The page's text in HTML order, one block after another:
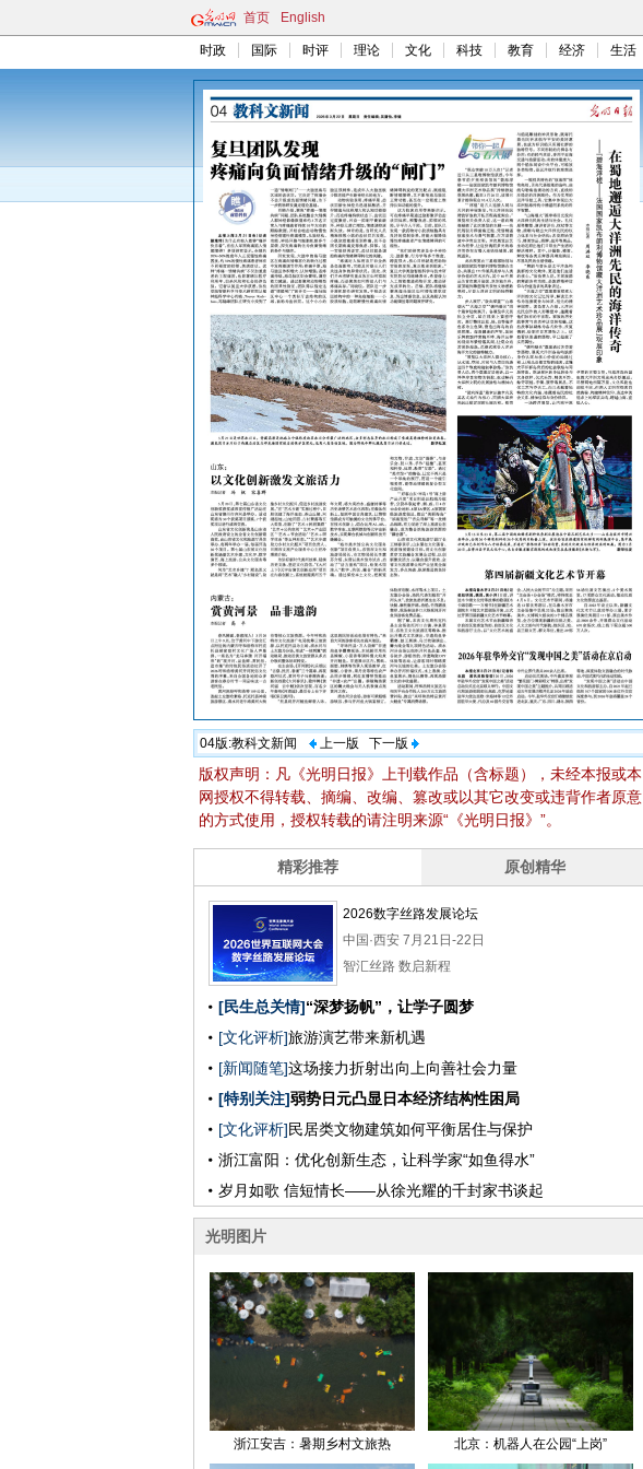
首页 English
时政 国际 时评 理论 文化 科技 教育 经济 生活
04版:教科文新闻 上一版 下一版
版权声明：凡《光明日报》上刊载作品（含标题），未经本报或本
网授权不得转载、摘编、改编、篡改或以其它改变或违背作者原意
的方式使用，授权转载的请注明来源“《光明日报》”。